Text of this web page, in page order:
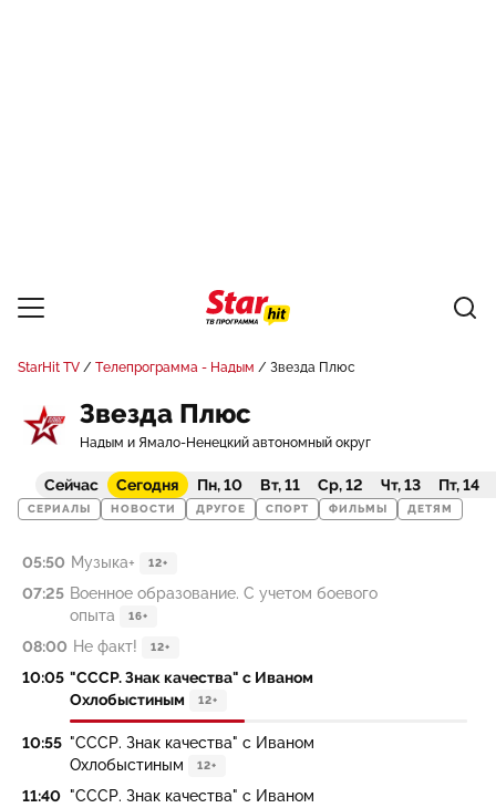
StarHit TV Телепрограмма - Надым Звезда Плюс
Звезда Плюс
Надым и Ямало-Ненецкий автономный округ
Сейчас Сегодня Пн, 10 Вт, 11 Ср, 12 Чт, 13 Пт, 14
СЕРИАЛЫ НОВОСТИ ДРУГОЕ СПОРТ ФИЛЬМЫ ДЕТЯМ
05:50 Музыка+ 12+
07:25 Военное образование. С учетом боевого
опыта
16+
08:00 Не факт! 12+
10:05 "СССР. Знак качества" с Иваном
Охлобыстиным
12+
10:55 "СССР. Знак качества" с Иваном
Охлобыстиным
12+
11:40 "СССР. Знак качества" с Иваном